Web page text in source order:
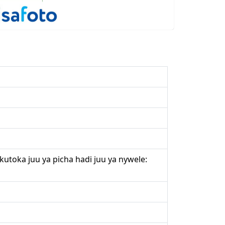
juu ya picha hadi juu ya nywele: